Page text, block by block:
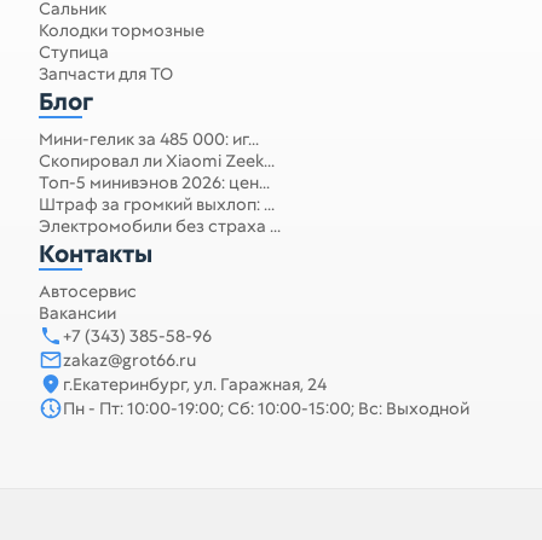
Сальник
Колодки тормозные
Ступица
Запчасти для ТО
Блог
Мини-гелик за 485 000: иг...
Скопировал ли Xiaomi Zeek...
Топ-5 минивэнов 2026: цен...
Штраф за громкий выхлоп: ...
Электромобили без страха ...
Контакты
Автосервис
Вакансии
+7 (343) 385-58-96
zakaz@grot66.ru
г.Екатеринбург, ул. Гаражная, 24
Пн - Пт: 10:00-19:00; Сб: 10:00-15:00; Вс: Выходной